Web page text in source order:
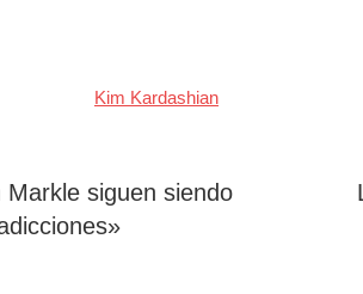
Kim Kardashian
siguen siendo